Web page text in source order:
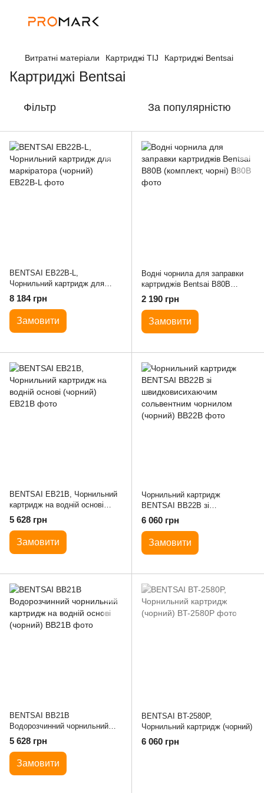
Витратні матеріали Картриджі TIJ Картриджі Bentsai
Картриджі Bentsai
Фільтр За популярністю
BENTSAI EB22B-L,
Чорнильний картридж для
маркіратора (чорний)
8 184 грн
Замовити
Водні чорнила для заправки
картриджів Bentsai B80B
(комплект, чорні)
2 190 грн
Замовити
BENTSAI EB21B, Чорнильний
картридж на водній основі
(чорний)
5 628 грн
Замовити
Чорнильний картридж
BENTSAI BB22B зі
швидковисихаючим
сольвентним чорнилом
(чорний)
6 060 грн
Замовити
BENTSAI BB21B
Водорозчинний чорнильний
картридж на водній основі
(чорний)
5 628 грн
Замовити
BENTSAI BT-2580P,
Чорнильний картридж (чорний)
6 060 грн